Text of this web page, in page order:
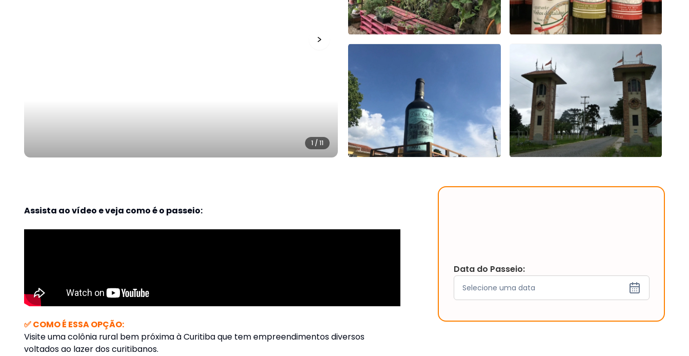
1 / 11
Assista ao vídeo e veja como é o passeio:
✅ COMO É ESSA OPÇÃO:
Visite uma colônia rural bem próxima à Curitiba que tem empreendimentos diversos
voltados ao lazer dos curitibanos.
Data do Passeio:
Selecione uma data